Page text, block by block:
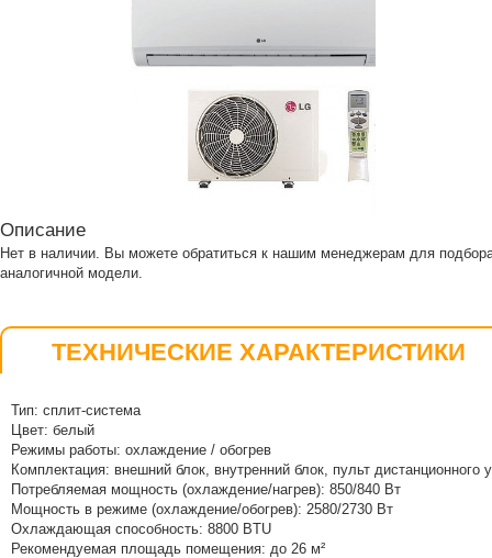
Описание
Нет в наличии. Вы можете обратиться к нашим менеджерам для
аналогичной модели.
ТЕХНИЧЕСКИЕ ХАРАКТЕРИСТИКИ
Тип: сплит-система
Цвет: белый
Режимы работы: охлаждение / обогрев
Комплектация: внешний блок, внутренний блок, пульт дистанционного
Потребляемая мощность (охлаждение/нагрев): 850/840 Вт
Мощность в режиме (охлаждение/обогрев): 2580/2730 Вт
Охлаждающая способность: 8800 BTU
Рекомендуемая площадь помещения: до 26 м²